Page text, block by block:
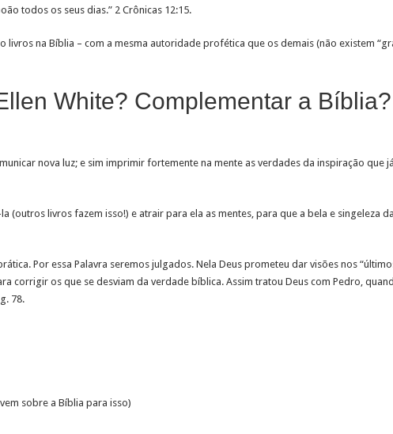
todos os seus dias.” 2 Crônicas 12:15.
livros na Bíblia – com a mesma autoridade profética que os demais (não existem
White? Complementar a Bíblia?
nova luz; e sim imprimir fortemente na mente as verdades da inspiração que já
(outros livros fazem isso!) e atrair para ela as mentes, para que a bela e singeleza da
Por essa Palavra seremos julgados. Nela Deus prometeu dar visões nos
corrigir os que se desviam da verdade bíblica. Assim tratou Deus com Pedro,
78.
sobre a Bíblia para isso)